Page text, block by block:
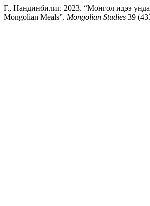
Г., Нандинбилиг. 2023. “Монгол идээ
Mongolian Meals”. Mongolian Studies 39